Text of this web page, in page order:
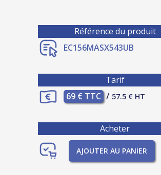
Référence du produit
EC156MASX543UB
Tarif
69 € TTC / 57.5 € HT
Acheter
AJOUTER AU PANIER